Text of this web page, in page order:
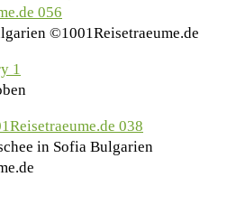
©1001Reisetraeume.de
in Sofia Bulgarien